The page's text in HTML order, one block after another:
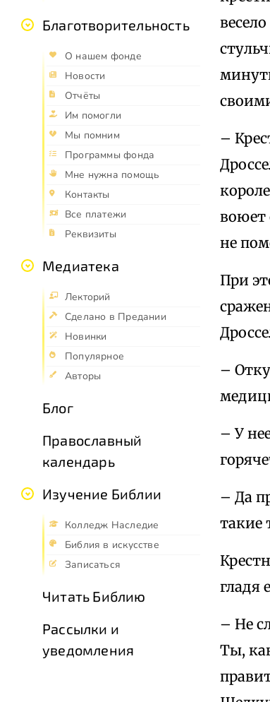
Благотворительность
О нашем фонде
Новости
Отчёты
Им помогли
Мы помним
Программы фонда
Мне нужна помощь
Контакты
Все платежи
Реквизиты
Медиатека
Лекторий
Сделано в Предании
Новинки
Популярное
Авторы
Блог
Православный
календарь
Изучение Библии
Колледж Наследие
Библия в искусстве
Записаться
Читать Библию
Рассылки и
уведомления
–
не
При
–
– У
– Да
такие
гладя
– Не
Ты,